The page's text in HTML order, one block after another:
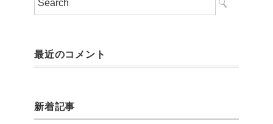
最近のコメント
新着記事